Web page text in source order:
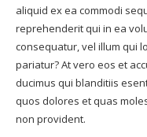
aliquid ex ea commodi
reprehenderit qui in ea
consequatur, vel illum qui
pariatur? At vero eos et
ducimus qui blanditiis
quos dolores et quas
non provident.